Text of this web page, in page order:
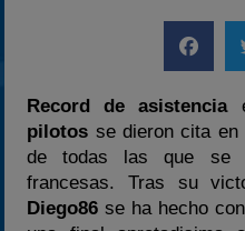
Record de asistencia
pilotos se dieron cita
de todas las que se
francesas. Tras su
Diego86 se ha hecho